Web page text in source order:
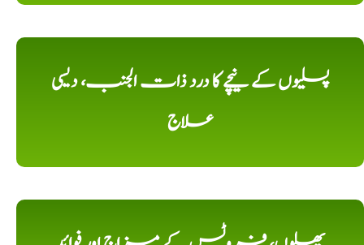
پسلیوں کے نیچے کا درد ذات الجنب، دیسی
علاج